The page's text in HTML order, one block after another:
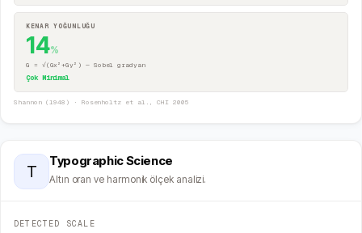
KENAR YOĞUNLUĞU
14%
G = √(Gx²+Gy²) — Sobel gradyan
Çok Minimal
Shannon (1948) · Rosenholtz et al., CHI 2005
T
Typographic Science
Altın oran ve harmonik ölçek analizi.
DETECTED SCALE